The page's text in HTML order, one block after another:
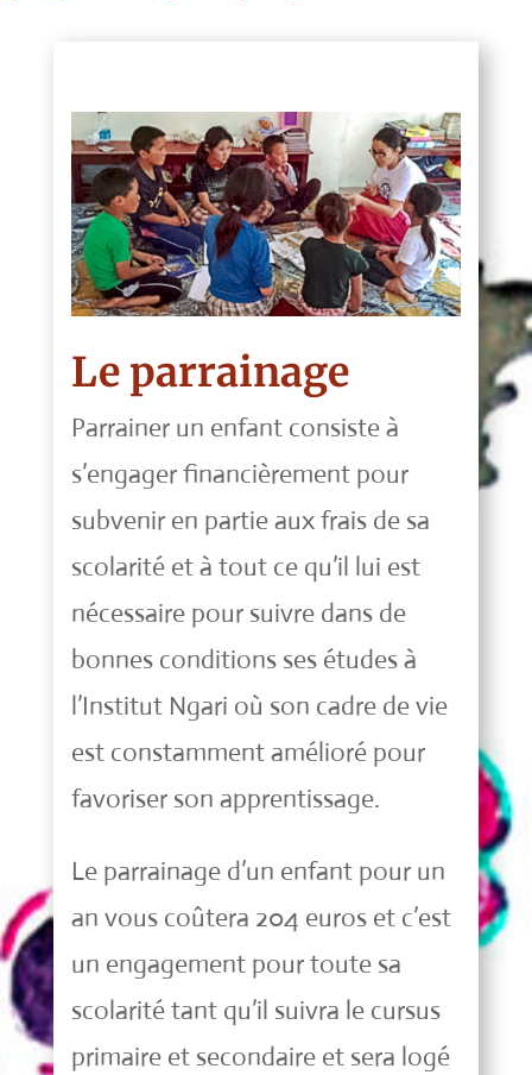
Le parrainage
Parrainer un enfant consiste à
s’engager financièrement pour
subvenir en partie aux frais de sa
scolarité et à tout ce qu’il lui est
nécessaire pour suivre dans de
bonnes conditions ses études à
l’Institut Ngari où son cadre de vie
est constamment amélioré pour
favoriser son apprentissage.
Le parrainage d’un enfant pour un
an vous coûtera 204 euros et c’est
un engagement pour toute sa
scolarité tant qu’il suivra le cursus
primaire et secondaire et sera logé